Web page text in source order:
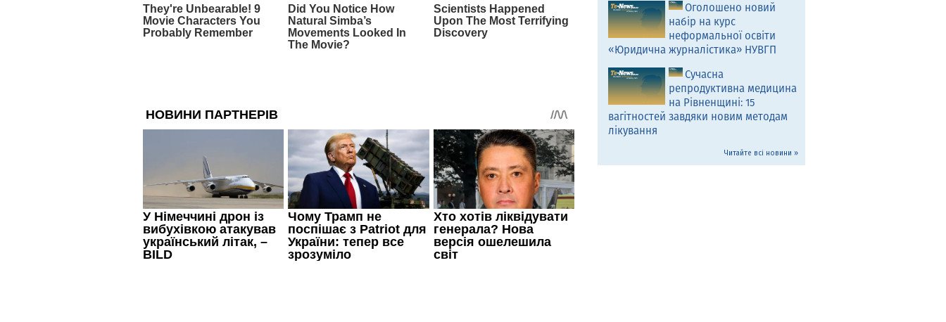
Оголошено новий
набір на курс
неформальної освіти
«Юридична журналістика» НУВГП
Сучасна
репродуктивна медицина
на Рівненщині: 15
вагітностей завдяки новим методам
лікування
Читайте всі новини »